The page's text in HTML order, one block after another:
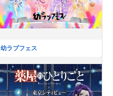
幼ラブフェス